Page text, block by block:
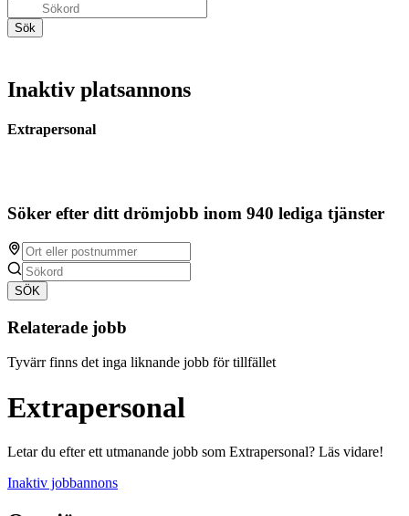
Inaktiv platsannons
Extrapersonal
Söker efter ditt drömjobb inom 940 lediga tjänster
SÖK
Relaterade jobb
Tyvärr finns det inga liknande jobb för tillfället
Extrapersonal
Letar du efter ett utmanande jobb som Extrapersonal? Läs vidare!
Inaktiv jobbannons